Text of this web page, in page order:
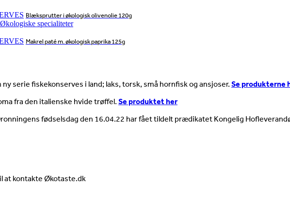
Blæksprutter i økologisk olivenolie 120g
Makrel paté m. økologisk paprika 125g
serie fiskekonserves i land; laks, torsk, små hornfisk og ansjoser. Se produkterne
fra den italienske hvide trøffel. Se produktet her
fødselsdag den 16.04.22 har fået tildelt prædikatet Kongelig
at kontakte Økotaste.dk